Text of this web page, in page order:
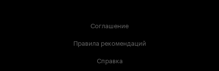
Соглашение
Правила рекомендаций
Справка